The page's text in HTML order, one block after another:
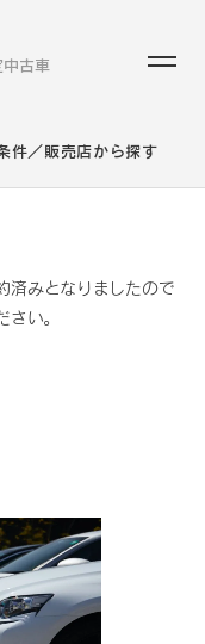
中古車
件／販売店から探す
済みとなりましたので
い。